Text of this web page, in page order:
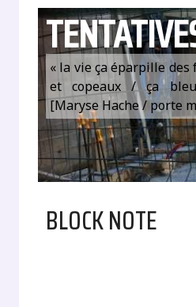
« la vie ça éparpille des
et copeaux / ça
[Maryse Hache / porte
BLOCK NOTE